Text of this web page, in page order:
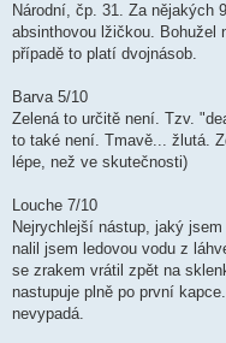
p
ě
e
Národní, čp. 31. Za nějakých
absinthovou lžičkou.
případě to platí dvojnásob.
Barva 5/10
Zelená to určitě není. Tzv.
to také není. Tmavě... žlutá.
lépe, než ve skutečnosti)
Louche 7/10
Nejrychlejší nástup, jaký
nalil jsem ledovou vodu z
se zrakem vrátil zpět na
nastupuje plně po první
nevypadá.